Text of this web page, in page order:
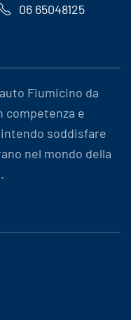
06 65048125
Fiumicino da
competenza e
soddisfare
nel mondo della